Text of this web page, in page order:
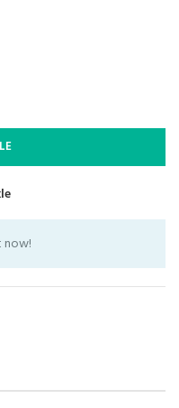
now!